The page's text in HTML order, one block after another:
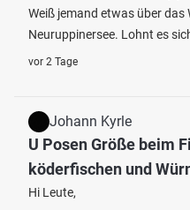
Weiß jemand etwas über das
Neuruppinersee. Lohnt es
vor 2 Tage
Johann Kyrle
U Posen Größe beim
köderfischen und
Hi Leute,